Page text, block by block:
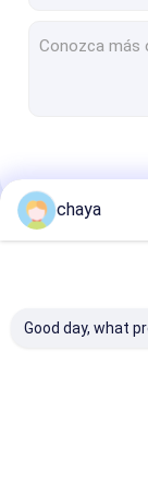
Equipo
Otoscopio
pluma
Nuestras
chaya
Good day, what